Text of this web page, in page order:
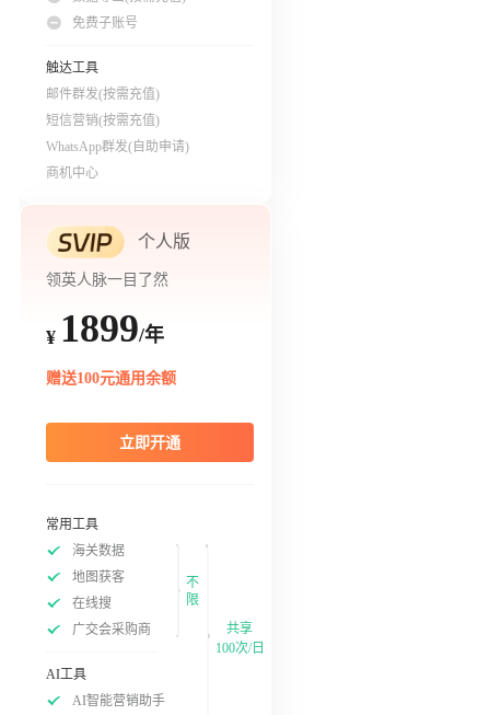
免费子账号
触达工具
邮件群发(按需充值)
短信营销(按需充值)
WhatsApp群发(自助申请)
商机中心
个人版
领英人脉一目了然
¥ 1899/年
赠送100元通用余额
立即开通
常用工具
海关数据
地图获客
在线搜
广交会采购商
不
限
AI工具
AI智能营销助手
共享
100次/日